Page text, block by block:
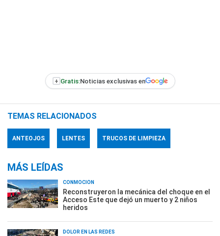
+ Gratis:Noticias exclusivas en
TEMAS RELACIONADOS
ANTEOJOS LENTES TRUCOS DE LIMPIEZA
MÁS LEÍDAS
CONMOCIÓN
Reconstruyeron la mecánica del choque en el
Acceso Este que dejó un muerto y 2 niños
heridos
DOLOR EN LAS REDES